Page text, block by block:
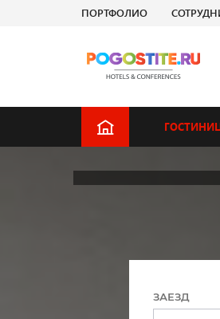
ПОРТФОЛИО
ЗАЕЗД